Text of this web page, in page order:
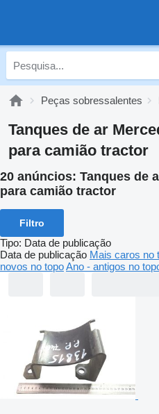
Peças sobressalentes
Tanques de ar
para camião tractor
20 anúncios: Tanques de
para camião tractor
Filtro
Tipo: Data de publicação
Data de publicação Mais caros no
novos no topoAno - antigos no